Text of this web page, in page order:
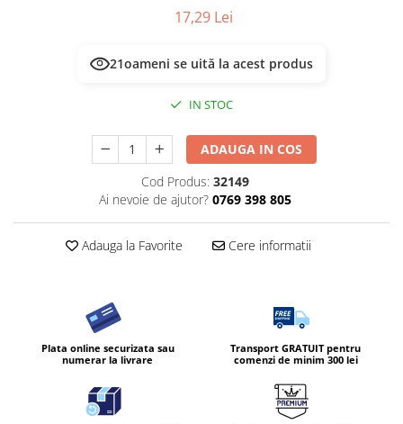
17,29 Lei
21oameni se uită la acest produs
IN STOC
ADAUGA IN COS
Cod Produs: 32149
Ai nevoie de ajutor? 0769 398 805
Adauga la Favorite Cere informatii
Plata online securizata sau
numerar la livrare
Transport GRATUIT pentru
comenzi de minim 300 lei